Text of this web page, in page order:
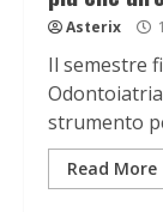
Asterix
Il semestre
strumento
Read More